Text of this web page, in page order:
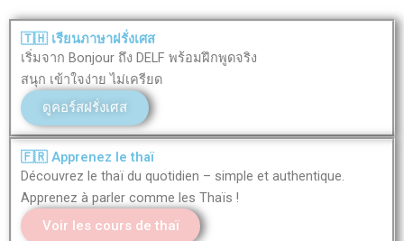
🇹🇭 เรียนภาษาฝรั่งเศส
เริ่มจาก Bonjour ถึง DELF พร้อมฝึกพูดจริง
สนุก เข้าใจง่าย ไม่เครียด
ดูคอร์สฝรั่งเศส
🇫🇷 Apprenez le thaï
Découvrez le thaï du quotidien – simple et authentique.
Apprenez à parler comme les Thaïs !
Voir les cours de thaï